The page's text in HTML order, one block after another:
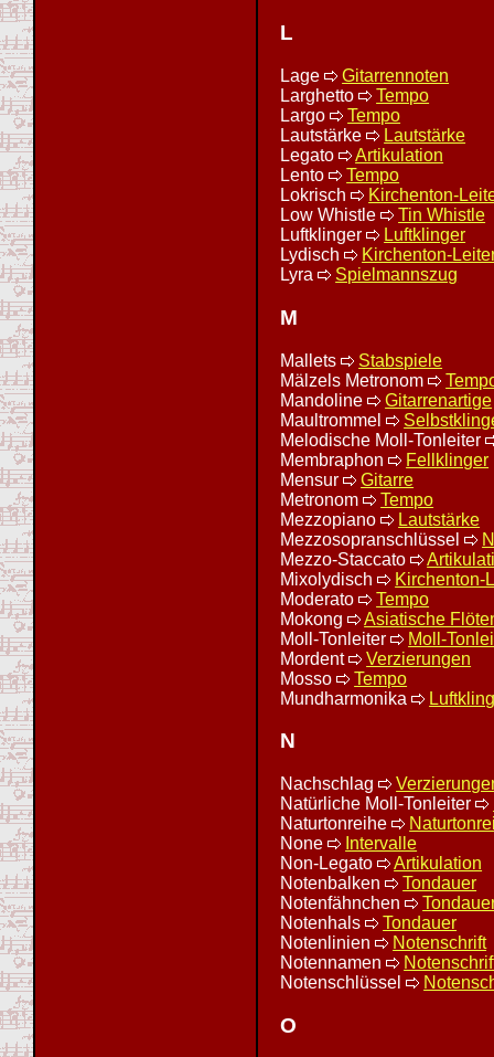
L
Lage
Gitarrennoten
Larghetto
Tempo
Largo
Tempo
Lautstärke
Lautstärke
Legato
Artikulation
Lento
Tempo
Lokrisch
Kirchenton-
Low Whistle
Tin Whistle
Luftklinger
Luftklinger
Lydisch
Kirchenton-
Lyra
Spielmannszug
M
Mallets
Stabspiele
Mälzels Metronom
Mandoline
Gitarrenartige
Maultrommel
Melodische Moll-Tonleiter
Membraphon
Fellklinger
Mensur
Gitarre
Metronom
Tempo
Mezzopiano
Lautstärke
Mezzosopranschlüssel
Mezzo-Staccato
Mixolydisch
Kirchenton-
Moderato
Tempo
Mokong
Asiatische
Moll-Tonleiter
Moll-
Mordent
Verzierungen
Mosso
Tempo
Mundharmonika
N
Nachschlag
Natürliche Moll-Tonleiter
Naturtonreihe
None
Intervalle
Non-Legato
Artikulation
Notenbalken
Tondauer
Notenfähnchen
Notenhals
Tondauer
Notenlinien
Notenschrift
Notennamen
Notenschlüssel
O